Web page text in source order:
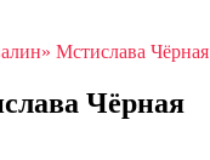
Мстислава Чёрная
Чёрная